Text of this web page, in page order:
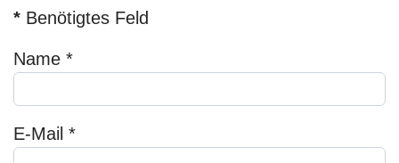
* Benötigtes Feld
Name *
E-Mail *